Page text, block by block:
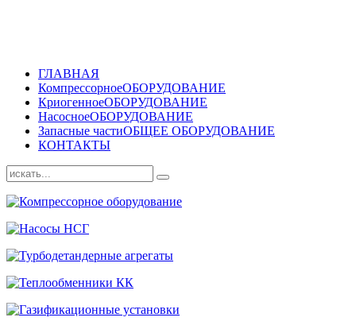
ГЛАВНАЯ
КомпрессорноеОБОРУДОВАНИЕ
КриогенноеОБОРУДОВАНИЕ
НасосноеОБОРУДОВАНИЕ
Запасные частиОБЩЕЕ ОБОРУДОВАНИЕ
КОНТАКТЫ